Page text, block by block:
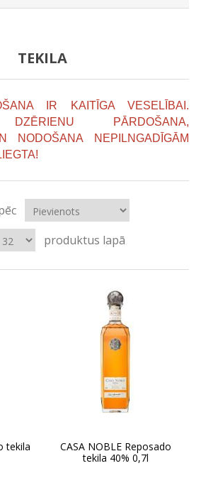
TEKILA
IR KAITĪGA VESELĪBAI.
DZĒRIENU PĀRDOŠANA,
NODOŠANA NEPILNGADĪGĀM
produktus lapā
tekila
CASA NOBLE Reposado
tekila 40% 0,7l